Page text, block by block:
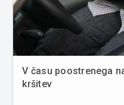
V času poostrenega
kršitev